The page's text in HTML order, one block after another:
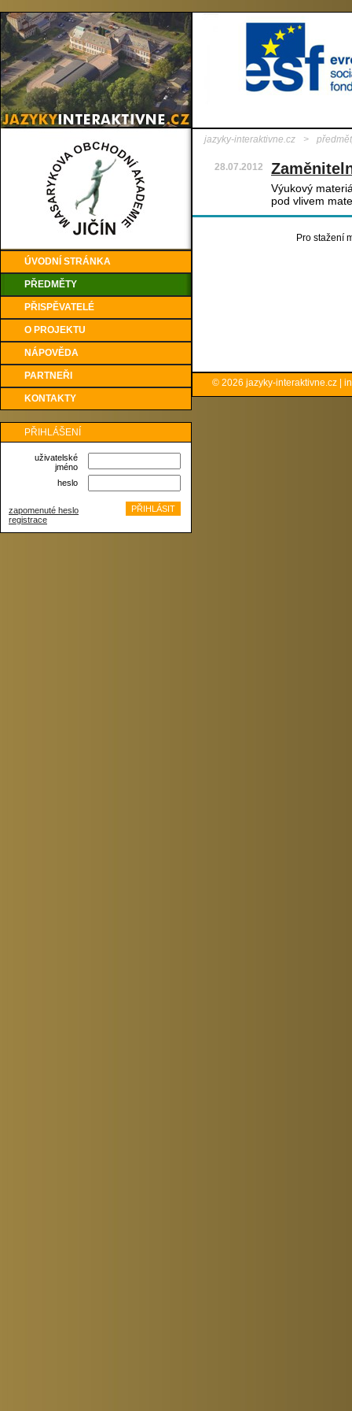
ÚVODNÍ STRÁNKA
PŘEDMĚTY
PŘISPĚVATELÉ
O PROJEKTU
NÁPOVĚDA
PARTNEŘI
KONTAKTY
PŘIHLÁŠENÍ
uživatelské
jméno
heslo
zapomenuté heslo
registrace
jazyky-interaktivne.cz >
28.07.2012
Výukový
pod vlivem
Pro stažení
© 2026 jazyky-interaktivne.cz